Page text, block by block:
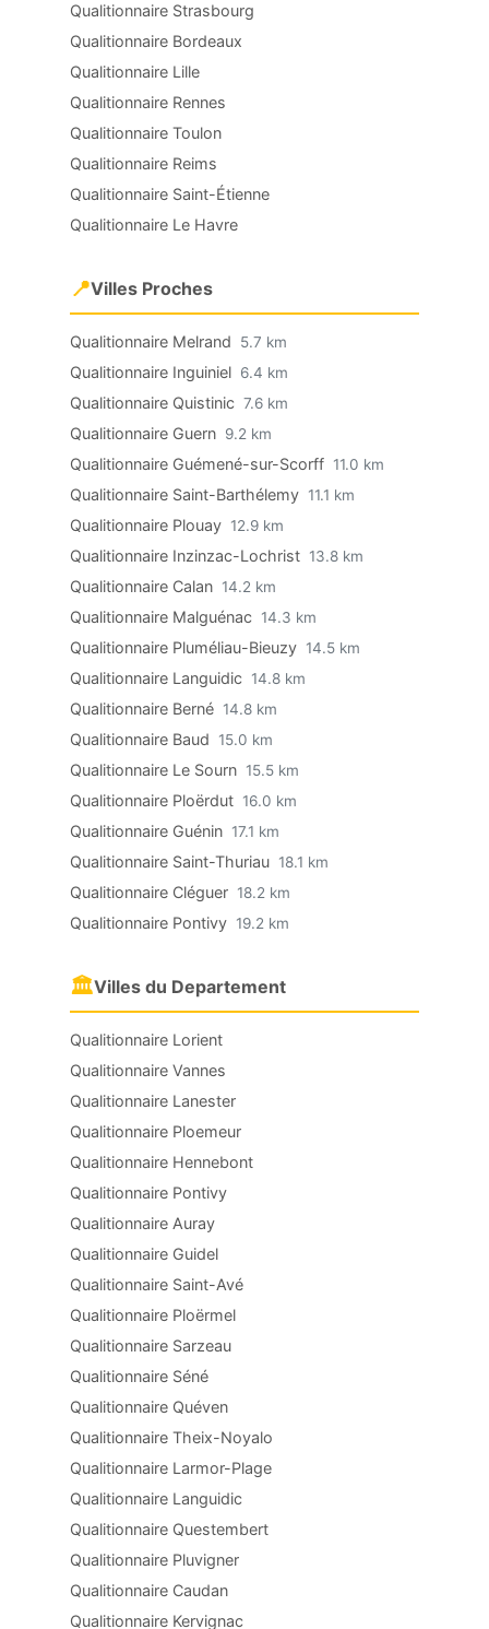
Qualitionnaire Strasbourg
Qualitionnaire Bordeaux
Qualitionnaire Lille
Qualitionnaire Rennes
Qualitionnaire Toulon
Qualitionnaire Reims
Qualitionnaire Saint-Étienne
Qualitionnaire Le Havre
📍Villes Proches
Qualitionnaire Melrand 5.7 km
Qualitionnaire Inguiniel 6.4 km
Qualitionnaire Quistinic 7.6 km
Qualitionnaire Guern 9.2 km
Qualitionnaire Guémené-sur-Scorff 11.0 km
Qualitionnaire Saint-Barthélemy 11.1 km
Qualitionnaire Plouay 12.9 km
Qualitionnaire Inzinzac-Lochrist 13.8 km
Qualitionnaire Calan 14.2 km
Qualitionnaire Malguénac 14.3 km
Qualitionnaire Pluméliau-Bieuzy 14.5 km
Qualitionnaire Languidic 14.8 km
Qualitionnaire Berné 14.8 km
Qualitionnaire Baud 15.0 km
Qualitionnaire Le Sourn 15.5 km
Qualitionnaire Ploërdut 16.0 km
Qualitionnaire Guénin 17.1 km
Qualitionnaire Saint-Thuriau 18.1 km
Qualitionnaire Cléguer 18.2 km
Qualitionnaire Pontivy 19.2 km
🏛Villes du Departement
Qualitionnaire Lorient
Qualitionnaire Vannes
Qualitionnaire Lanester
Qualitionnaire Ploemeur
Qualitionnaire Hennebont
Qualitionnaire Pontivy
Qualitionnaire Auray
Qualitionnaire Guidel
Qualitionnaire Saint-Avé
Qualitionnaire Ploërmel
Qualitionnaire Sarzeau
Qualitionnaire Séné
Qualitionnaire Quéven
Qualitionnaire Theix-Noyalo
Qualitionnaire Larmor-Plage
Qualitionnaire Languidic
Qualitionnaire Questembert
Qualitionnaire Pluvigner
Qualitionnaire Caudan
Qualitionnaire Kervignac